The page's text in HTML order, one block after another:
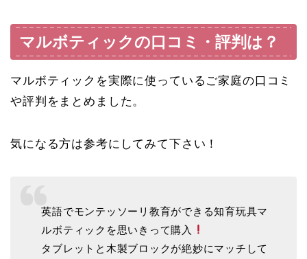
マルボティックの口コミ・評判は？
マルボティックを実際に使っているご家庭の口コミ
や評判をまとめました。
気になる方は参考にしてみて下さい！
英語でモンテッソーリ教育ができる知育玩具マ
ルボティックを思いきって購入
タブレットと木製ブロックが絶妙にマッチして